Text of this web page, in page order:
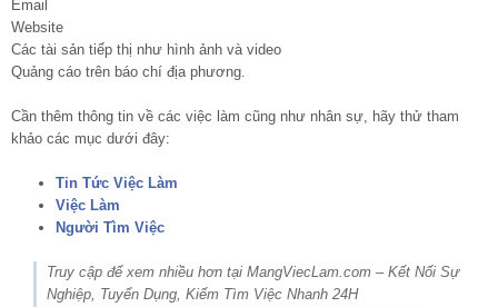
Email
Website
Các tài sản tiếp thị như hình ảnh và video
Quảng cáo trên báo chí địa phương.
Cần thêm thông tin về các việc làm cũng như nhân sự, hãy thử tham
khảo các mục dưới đây:
Tin Tức Việc Làm
Việc Làm
Người Tìm Việc
Truy cập để xem nhiều hơn tại MangViecLam.com – Kết Nối Sự
Nghiệp, Tuyển Dụng, Kiếm Tìm Việc Nhanh 24H